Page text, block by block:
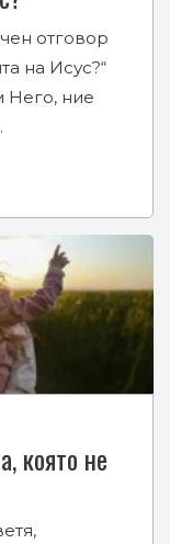
отговор
на Исус?“
Него, ние
която не